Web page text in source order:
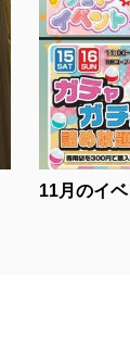
11月のイベ